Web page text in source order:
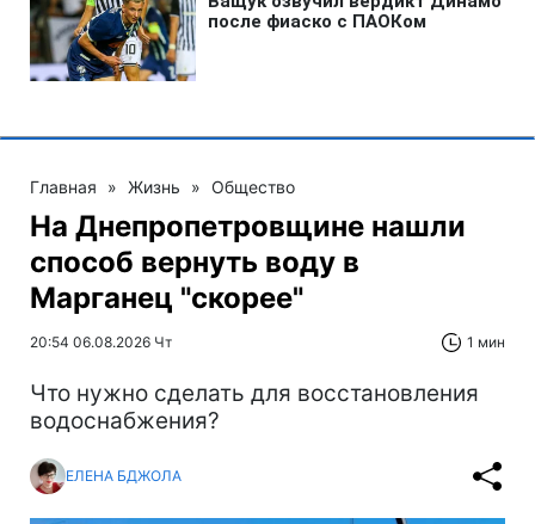
Главная » Жизнь » Общество
На Днепропетровщине нашли
способ вернуть воду в
Марганец "скорее"
20:54 06.08.2026 Чт 1 мин
Что нужно сделать для восстановления
водоснабжения?
ЕЛЕНА БДЖОЛА